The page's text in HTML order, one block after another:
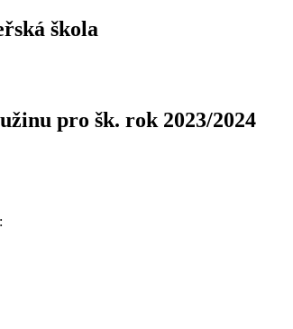
škola
pro šk. rok 2023/2024